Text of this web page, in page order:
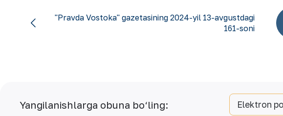
"Pravda Vostoka" gazetasining 2024-yil 13-avgustdagi
161-soni
Yangilanishlarga obuna bo‘ling: Elektron